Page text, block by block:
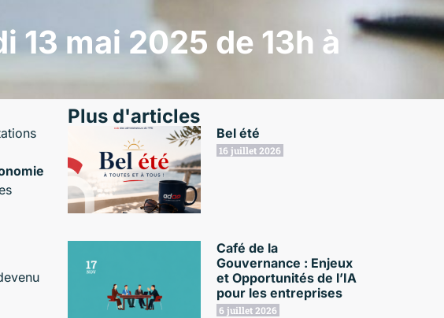
mai 2025 de 13h à
Plus d'articles
Bel été
16 juillet 2026
Café de la
Gouvernance : Enjeux
et Opportunités de l’IA
pour les entreprises
6 juillet 2026